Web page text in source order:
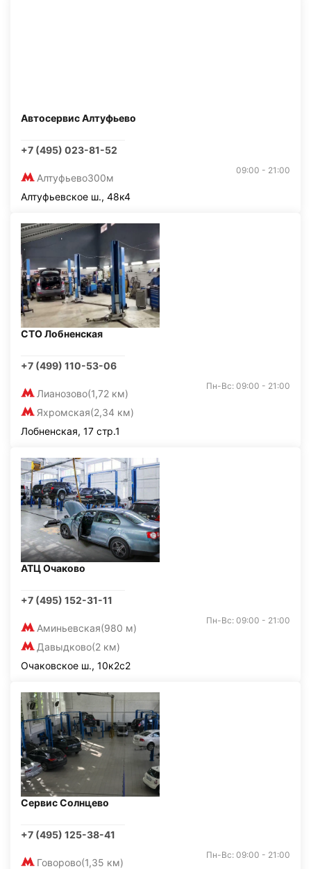
Автосервис Алтуфьево
+7 (495) 023-81-52
Алтуфьево300м
09:00 - 21:00
Алтуфьевское ш., 48к4
СТО Лобненская
+7 (499) 110-53-06
Лианозово(1,72 км)
Яхромская(2,34 км)
Пн-Вс: 09:00 - 21:00
Лобненская, 17 стр.1
АТЦ Очаково
+7 (495) 152-31-11
Аминьевская(980 м)
Давыдково(2 км)
Пн-Вс: 09:00 - 21:00
Очаковское ш., 10к2с2
Сервис Солнцево
+7 (495) 125-38-41
Говорово(1,35 км)
Пн-Вс: 09:00 - 21:00